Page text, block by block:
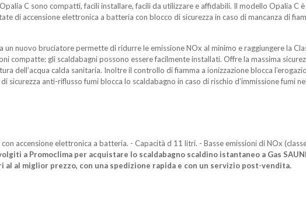
C sono compatti, facili installare, facili da utilizzare e affidabili. Il modello Opalia C
di accensione elettronica a batteria con blocco di sicurezza in caso di mancanza di
un nuovo bruciatore permette di ridurre le emissione NOx al minimo e raggiungere la
compatte: gli scaldabagni possono essere facilmente installati. Offre la massima
dell’acqua calda sanitaria. Inoltre il controllo di fiamma a ionizzazione blocca
sicurezza anti-riflusso fumi blocca lo scaldabagno in caso di rischio d’immissione fumi
accensione elettronica a batteria. - Capacità d 11 litri. - Basse emissioni di NOx
a Promoclima per acquistare lo scaldabagno scaldino istantaneo a Gas
al al miglior prezzo, con una spedizione rapida e con un servizio post-vendita.